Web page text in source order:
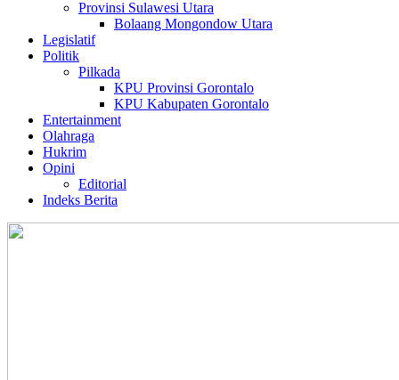
Provinsi Sulawesi Utara
Bolaang Mongondow Utara
Legislatif
Politik
Pilkada
KPU Provinsi Gorontalo
KPU Kabupaten Gorontalo
Entertainment
Olahraga
Hukrim
Opini
Editorial
Indeks Berita